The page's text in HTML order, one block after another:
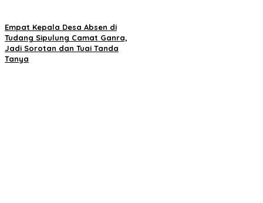
Empat Kepala Desa Absen di
Tudang Sipulung Camat Ganra,
Jadi Sorotan dan Tuai Tanda
Tanya